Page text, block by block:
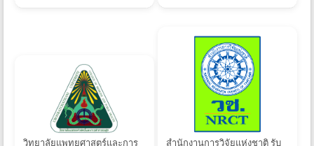
วิทยาลัยแพทยศาสตร์และการ สำนักงานการวิจัยแห่งชาติ รับ